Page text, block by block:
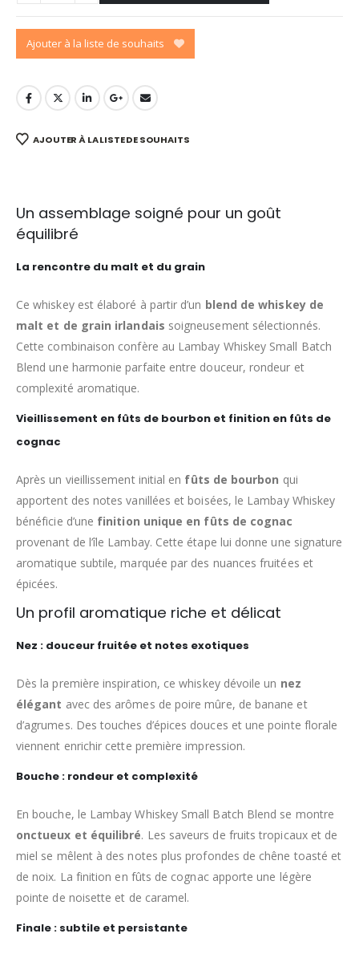
Ajouter à la liste de souhaits
AJOUTER À LA LISTE DE SOUHAITS
Un assemblage soigné pour un goût
équilibré
La rencontre du malt et du grain
Ce whiskey est élaboré à partir d’un blend de whiskey de
malt et de grain irlandais soigneusement sélectionnés.
Cette combinaison confère au Lambay Whiskey Small Batch
Blend une harmonie parfaite entre douceur, rondeur et
complexité aromatique.
Vieillissement en fûts de bourbon et finition en fûts de
cognac
Après un vieillissement initial en fûts de bourbon qui
apportent des notes vanillées et boisées, le Lambay Whiskey
bénéficie d’une finition unique en fûts de cognac
provenant de l’île Lambay. Cette étape lui donne une signature
aromatique subtile, marquée par des nuances fruitées et
épicées.
Un profil aromatique riche et délicat
Nez : douceur fruitée et notes exotiques
Dès la première inspiration, ce whiskey dévoile un nez
élégant avec des arômes de poire mûre, de banane et
d’agrumes. Des touches d’épices douces et une pointe florale
viennent enrichir cette première impression.
Bouche : rondeur et complexité
En bouche, le Lambay Whiskey Small Batch Blend se montre
onctueux et équilibré. Les saveurs de fruits tropicaux et de
miel se mêlent à des notes plus profondes de chêne toasté et
de noix. La finition en fûts de cognac apporte une légère
pointe de noisette et de caramel.
Finale : subtile et persistante